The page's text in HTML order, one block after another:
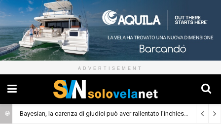
ADVERTISEMENT
Bayesian, la carenza di giudici può aver rallentato l’inchiesta (Cronaca)